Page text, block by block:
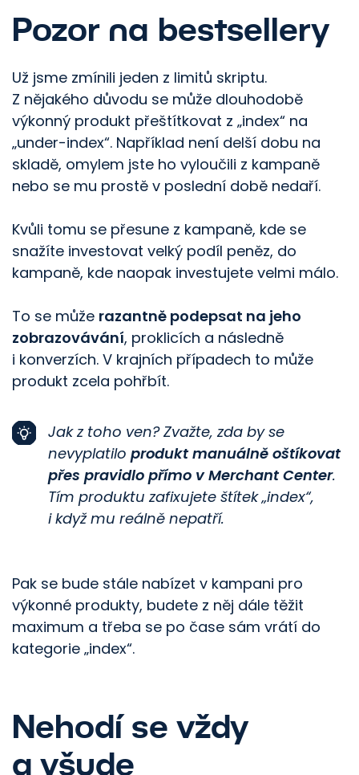
Pozor na bestsellery
Už jsme zmínili jeden z limitů skriptu.
Z nějakého důvodu se může dlouhodobě
výkonný produkt přeštítkovat z „index“ na
„under-index“. Například není delší dobu na
skladě, omylem jste ho vyloučili z kampaně
nebo se mu prostě v poslední době nedaří.
Kvůli tomu se přesune z kampaně, kde se
snažíte investovat velký podíl peněz, do
kampaně, kde naopak investujete velmi málo.
To se může razantně podepsat na jeho
zobrazovávání, proklicích a následně
i konverzích. V krajních případech to může
produkt zcela pohřbít.
Jak z toho ven? Zvažte, zda by se
nevyplatilo produkt manuálně oštíkovat
přes pravidlo přímo v Merchant Center.
Tím produktu zafixujete štítek „index“,
i když mu reálně nepatří.
Pak se bude stále nabízet v kampani pro
výkonné produkty, budete z něj dále těžit
maximum a třeba se po čase sám vrátí do
kategorie „index“.
Nehodí se vždy
a všude
Služby
Consulting
Technology
Společnost
Kdo jsme
Blog
Sledujte nás
Facebook
Instagram
LinkedIn
Twitter
Váš e-mail
© 2026, Proficio Marketing s.r.o.
Ochrana osobních údajů